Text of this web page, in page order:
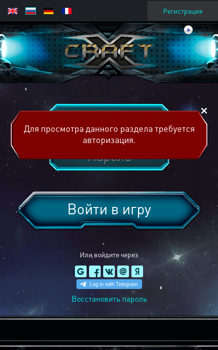
Регистрация
Или войдите через
Войти в игру
Восстановить пароль
Для просмотра данного раздела требуется
авторизация.